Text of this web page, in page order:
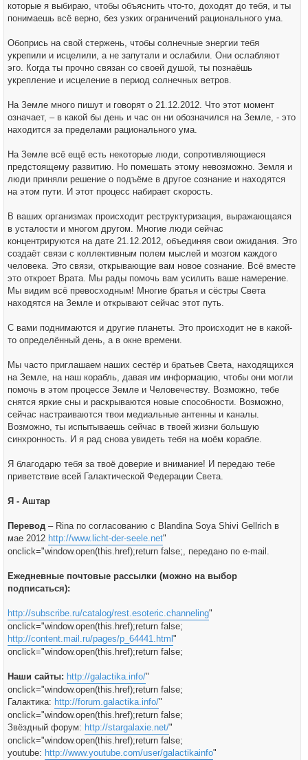
которые я выбираю, чтобы объяснить что-то, доходят до тебя, и ты
понимаешь всё верно, без узких ограничений рационального ума.
Обопрись на свой стержень, чтобы солнечные энергии тебя
укрепили и исцелили, а не запутали и ослабили. Они ослабляют
эго. Когда ты прочно связан со своей душой, ты познаёшь
укрепление и исцеление в период солнечных ветров.
На Земле много пишут и говорят о 21.12.2012. Что этот момент
означает, – в какой бы день и час он ни обозначился на Земле, - это
находится за пределами рационального ума.
На Земле всё ещё есть некоторые люди, сопротивляющиеся
предстоящему развитию. Но помешать этому невозможно. Земля и
люди приняли решение о подъёме в другое сознание и находятся
на этом пути. И этот процесс набирает скорость.
В ваших организмах происходит реструктуризация, выражающаяся
в усталости и многом другом. Многие люди сейчас
концентрируются на дате 21.12.2012, объединяя свои ожидания. Это
создаёт связи с коллективным полем мыслей и мозгом каждого
человека. Это связи, открывающие вам новое сознание. Всё вместе
это откроет Врата. Мы рады помочь вам усилить ваше намерение.
Мы видим всё превосходным! Многие братья и сёстры Света
находятся на Земле и открывают сейчас этот путь.
С вами поднимаются и другие планеты. Это происходит не в какой-
то определённый день, а в окне времени.
Мы часто приглашаем наших сестёр и братьев Света, находящихся
на Земле, на наш корабль, давая им информацию, чтобы они могли
помочь в этом процессе Земле и Человечеству. Возможно, тебе
снятся яркие сны и раскрываются новые способности. Возможно,
сейчас настраиваются твои медиальные антенны и каналы.
Возможно, ты испытываешь сейчас в твоей жизни большую
синхронность. И я рад снова увидеть тебя на моём корабле.
Я благодарю тебя за твоё доверие и внимание! И передаю тебе
приветствие всей Галактической Федерации Света.
Я - Аштар
Перевод – Rina по согласованию с Blandina Soya Shivi Gellrich в
мае 2012 http://www.licht-der-seele.net"
onclick="window.open(this.href);return false;, передано по e-mail.
Ежедневные почтовые рассылки (можно на выбор
подписаться):
http://subscribe.ru/catalog/rest.esoteric.channeling"
onclick="window.open(this.href);return false;
http://content.mail.ru/pages/p_64441.html "
onclick="window.open(this.href);return false;
Наши сайты: http://galactika.info/"
onclick="window.open(this.href);return false;
Галактика: http://forum.galactika.info/"
onclick="window.open(this.href);return false;
Звёздный форум: http://stargalaxie.net/"
onclick="window.open(this.href);return false;
youtube: http://www.youtube.com/user/galactikainfo"